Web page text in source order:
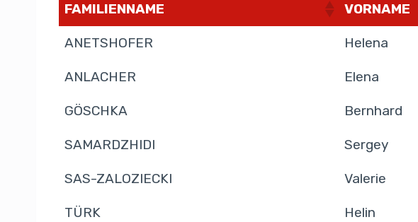
FAMILIENNAME VORNAME
ANETSHOFER Helena
ANLACHER Elena
GÖSCHKA Bernhard
SAMARDZHIDI Sergey
SAS-ZALOZIECKI Valerie
TÜRK Helin